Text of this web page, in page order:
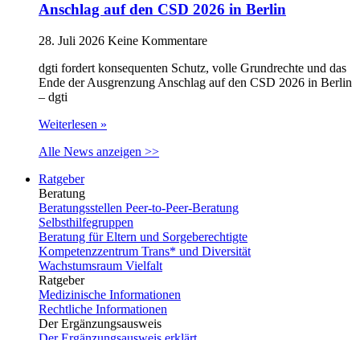
Anschlag auf den CSD 2026 in Berlin
28. Juli 2026 Keine Kommentare
dgti fordert konsequenten Schutz, volle Grundrechte und das
Ende der Ausgrenzung Anschlag auf den CSD 2026 in Berlin
– dgti
Weiterlesen »
Alle News anzeigen >>
Ratgeber
Beratung
Beratungsstellen Peer-to-Peer-Beratung
Selbsthilfegruppen
Beratung für Eltern und Sorgeberechtigte
Kompetenzzentrum Trans* und Diversität
Wachstumsraum Vielfalt
Ratgeber
Medizinische Informationen
Rechtliche Informationen
Der Ergänzungsausweis